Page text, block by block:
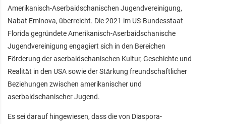
Amerikanisch-Aserbaidschanischen Jugendvereinigung,
Nabat Eminova, überreicht. Die 2021 im US-Bundesstaat
Florida gegründete Amerikanisch-Aserbaidschanische
Jugendvereinigung engagiert sich in den Bereichen
Förderung der aserbaidschanischen Kultur, Geschichte und
Realität in den USA sowie der Stärkung freundschaftlicher
Beziehungen zwischen amerikanischer und
aserbaidschanischer Jugend.
Es sei darauf hingewiesen, dass die von Diaspora-